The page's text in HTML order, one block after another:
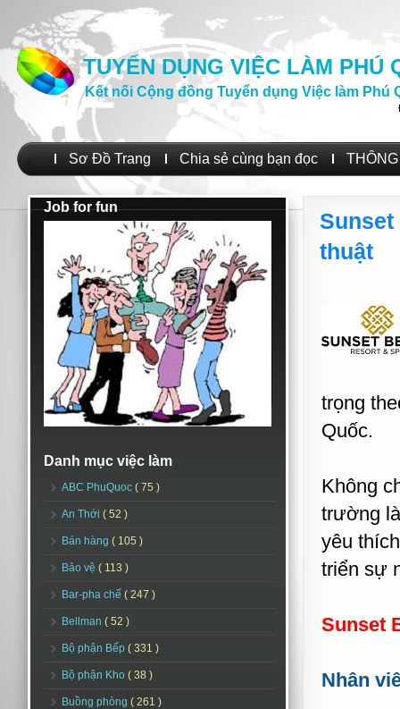
TUYỂN DỤNG VIỆC LÀM PHÚ
Kết nối Cộng đồng Tuyển dụng Việc làm Phú
Sơ Đồ Trang Chia sẻ cùng bạn đọc
Job for fun
Danh mục việc làm
ABC PhuQuoc ( 75 )
An Thới ( 52 )
Bán hàng ( 105 )
Bảo vệ ( 113 )
Bar-pha chế ( 247 )
Bellman ( 52 )
Bộ phận Bếp ( 331 )
Bộ phận Kho ( 38 )
Buồng phòng ( 261 )
Sunset
thuật
trọng
Quốc.
Không
trường
yêu
triển sự
Sunset
Nhân